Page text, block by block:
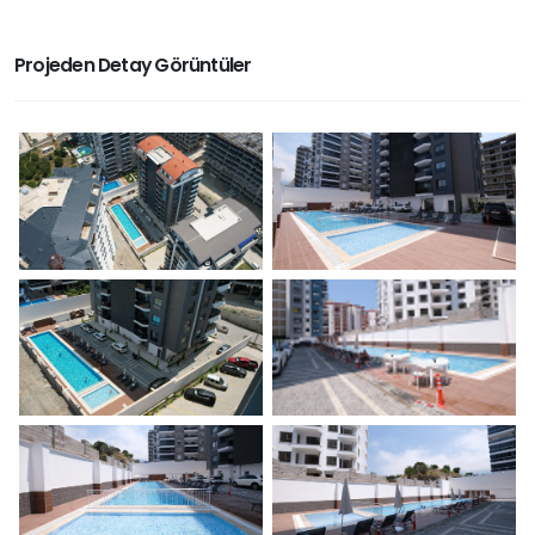
Projeden Detay Görüntüler